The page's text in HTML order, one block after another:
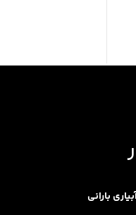
باراني